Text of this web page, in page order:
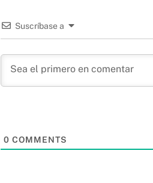
Suscríbase a
0 COMMENTS